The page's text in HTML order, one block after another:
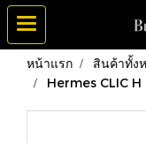
หน้าแรก สินค้าทั้ง
Hermes CLIC H